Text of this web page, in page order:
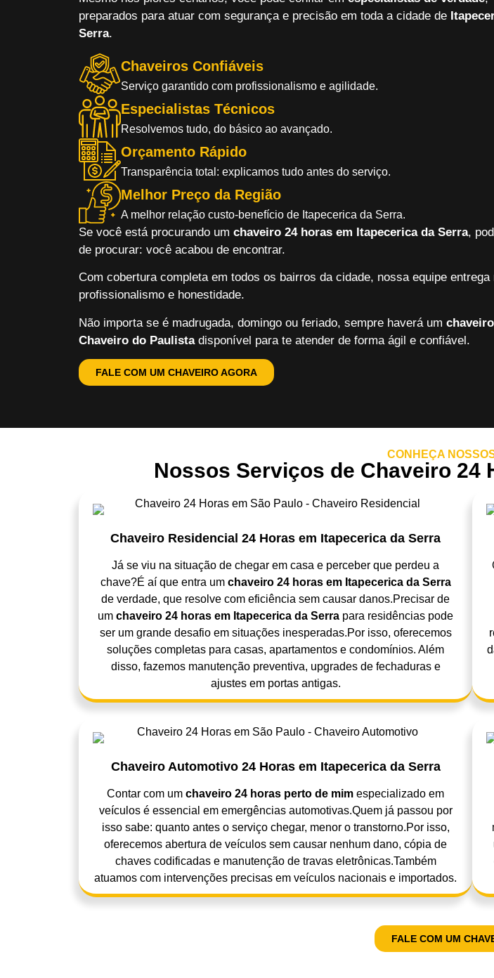
preparados para atuar com segurança e precisão em toda a cidade de
Serra.
Chaveiros Confiáveis
Serviço garantido com profissionalismo e agilidade.
Especialistas Técnicos
Resolvemos tudo, do básico ao avançado.
Orçamento Rápido
Transparência total: explicamos tudo antes do serviço.
Melhor Preço da Região
A melhor relação custo-benefício de Itapecerica da Serra.
Se você está procurando um chaveiro 24 horas em Itapecerica da Serra,
de procurar: você acabou de encontrar.
Com cobertura completa em todos os bairros da cidade, nossa equipe entrega
profissionalismo e honestidade.
Não importa se é madrugada, domingo ou feriado, sempre haverá um
Chaveiro do Paulistadisponível para te atender de forma ágil e confiável.
FALE COM UM CHAVEIRO AGORA
CONHEÇA
Nossos Serviços de Chaveiro 24
Chaveiro Residencial 24 Horas em Itapecerica da Serra
Já se viu na situação de chegar em casa e perceber que perdeu a
chave?É aí que entra um chaveiro 24 horas em Itapecerica da Serra
de verdade, que resolve com eficiência sem causar danos.Precisar de
um chaveiro 24 horas em Itapecerica da Serra para residências pode
ser um grande desafio em situações inesperadas.Por isso, oferecemos
soluções completas para casas, apartamentos e condomínios. Além
disso, fazemos manutenção preventiva, upgrades de fechaduras e
ajustes em portas antigas.
Chaveiro Automotivo 24 Horas em Itapecerica da Serra
Contar com um chaveiro 24 horas perto de mim especializado em
veículos é essencial em emergências automotivas.Quem já passou por
isso sabe: quanto antes o serviço chegar, menor o transtorno.Por isso,
oferecemos abertura de veículos sem causar nenhum dano, cópia de
chaves codificadas e manutenção de travas eletrônicas.Também
atuamos com intervenções precisas em veículos nacionais e importados.
FALE COM UM